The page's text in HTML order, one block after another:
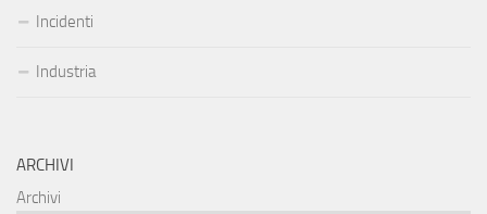
Incidenti
Industria
ARCHIVI
Archivi